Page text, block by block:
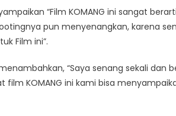
“Film KOMANG ini sangat
pun menyenangkan, karena
Film ini”.
“Saya senang sekali
film KOMANG ini kami bisa